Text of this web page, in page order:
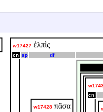
w17427 ἐλπὶς
cn sp df
w17428 πᾶσα
cn